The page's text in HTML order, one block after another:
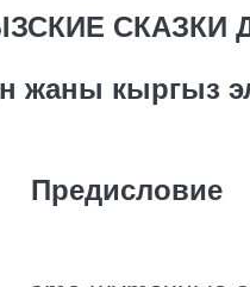
СКАЗКИ
жаны кыргыз
Предисловие